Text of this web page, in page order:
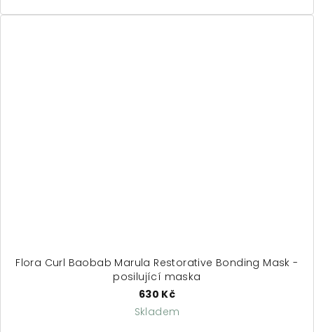
Flora Curl Baobab Marula Restorative Bonding Mask -
posilující maska
630 Kč
Skladem